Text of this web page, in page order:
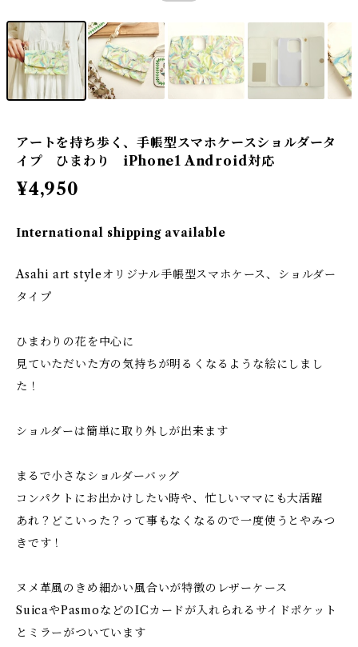
アートを持ち歩く、手帳型スマホケースショルダータ
イプ ひまわり iPhone1 Android対応
¥4,950
International shipping available
Asahi art styleオリジナル手帳型スマホケース、ショルダー
タイプ
ひまわりの花を中心に
見ていただいた方の気持ちが明るくなるような絵にしまし
た！
ショルダーは簡単に取り外しが出来ます
まるで小さなショルダーバッグ
コンパクトにお出かけしたい時や、忙しいママにも大活躍
あれ？どこいった？って事もなくなるので一度使うとやみつ
きです！
ヌメ革風のきめ細かい風合いが特徴のレザーケース
SuicaやPasmoなどのICカードが入れられるサイドポケット
とミラーがついています